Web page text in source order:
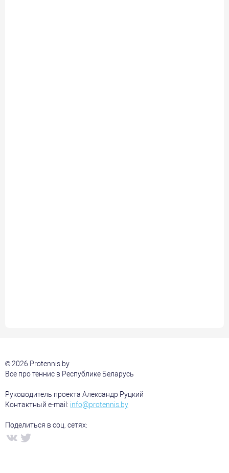
© 2026 Protennis.by
Все про теннис в Республике Беларусь
Руководитель проекта Александр Руцкий
Контактный e-mail: info@protennis.by
Поделиться в соц. сетях: